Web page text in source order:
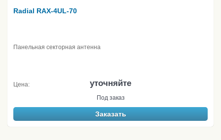
Radial RAX-4UL-70
Панельная секторная антенна
Цена: уточняйте
Под заказ
Заказать